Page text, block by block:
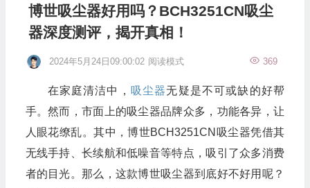
博世吸尘器好用吗？BCH3251CN吸尘
器深度测评，揭开真相！
2024年5月24日09:00:02 369
阅读模式
在家庭清洁中， 吸尘器无疑是不可或缺的好帮
手。然而，市面上的吸尘器品牌众多，功能各异，让
人眼花缭乱。其中，博世BCH3251CN吸尘器凭借其
无线手持、长续航和低噪音等特点，吸引了众多消费
者的目光。那么，这款博世吸尘器到底好不好用呢？